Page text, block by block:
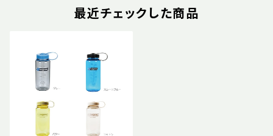
最近チェックした商品